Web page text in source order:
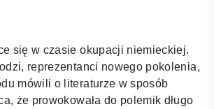
się w czasie okupacji niemieckiej.
reprezentanci nowego pokolenia,
mówili o literaturze w sposób
że prowokowała do polemik długo